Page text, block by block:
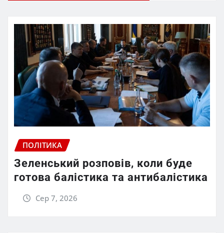
ПОЛІТИКА
Зеленський розповів, коли буде
готова балістика та антибалістика
Сер 7, 2026